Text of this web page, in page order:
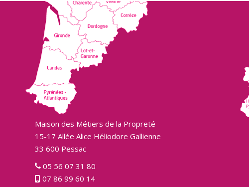
Maison des Métiers de la Propreté
15-17 Allée Alice Héliodore Gallienne
33 600 Pessac
05 56 07 31 80
07 86 99 60 14